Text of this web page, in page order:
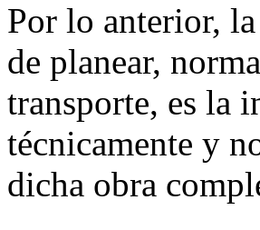
Por lo anterior,
de planear,
transporte, es la
técnicamente y
dicha obra